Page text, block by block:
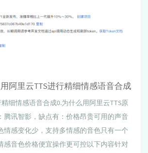
用阿里云TTS进行精细情感语音合成
细情感语音合成0.为什么用阿里云TTS原
腾讯智影，缺点有：价格昂贵可用的声音
情感变化少，支持多情感的音色只有一个
感音色价格便宜操作更可控以下内容针对